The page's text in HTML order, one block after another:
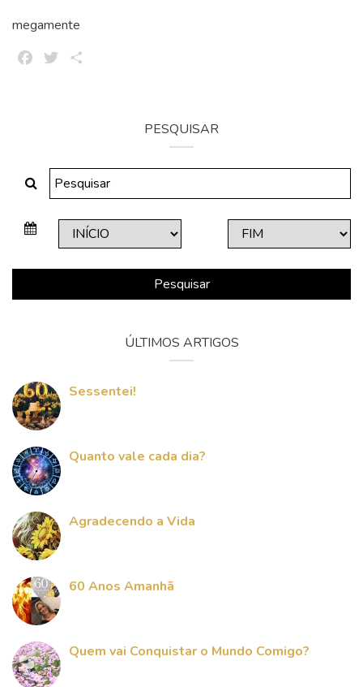
megamente
FacebookTwitter
PESQUISAR
Pesquisar
ÚLTIMOS ARTIGOS
Sessentei!
Quanto vale cada dia?
Agradecendo a Vida
60 Anos Amanhã
Quem vai Conquistar o Mundo Comigo?